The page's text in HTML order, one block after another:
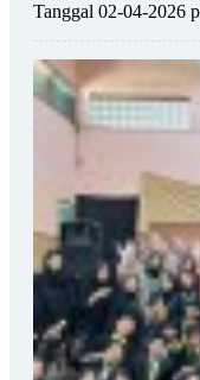
Tanggal 02-04-2026